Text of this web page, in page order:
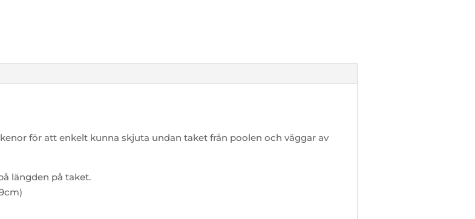
för att enkelt kunna skjuta undan taket från poolen och väggar av
längden på taket.